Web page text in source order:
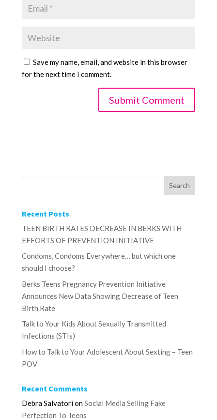
Save my name, email, and website in this browser
for the next time I comment.
Recent Posts
TEEN BIRTH RATES DECREASE IN BERKS WITH
EFFORTS OF PREVENTION INITIATIVE
Condoms, Condoms Everywhere… but which one
should I choose?
Berks Teens Pregnancy Prevention Initiative
Announces New Data Showing Decrease of Teen
Birth Rate
Talk to Your Kids About Sexually Transmitted
Infections (STIs)
How to Talk to Your Adolescent About Sexting – Teen
POV
Recent Comments
Debra SalvatorionSocial Media Selling Fake
Perfection To Teens